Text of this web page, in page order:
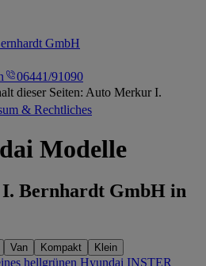
GmbH
06441/91090
dieser Seiten: Auto Merkur I.
& Rechtliches
Modelle
Bernhardt GmbH in
Van Kompakt Klein